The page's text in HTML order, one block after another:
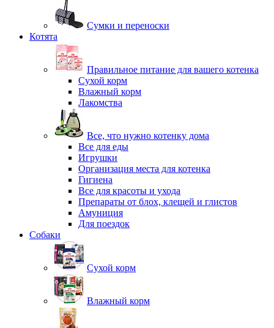
Сумки и переноски
Котята
Правильное питание для вашего котенка
Сухой корм
Влажный корм
Лакомства
Все, что нужно котенку дома
Все для еды
Игрушки
Организация места для котенка
Гигиена
Все для красоты и ухода
Препараты от блох, клещей и глистов
Амуниция
Для поездок
Собаки
Сухой корм
Влажный корм